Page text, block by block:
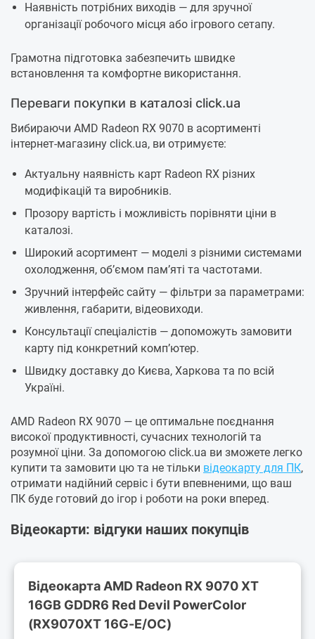
Наявність потрібних виходів — для зручної
організації робочого місця або ігрового сетапу.
Грамотна підготовка забезпечить швидке
встановлення та комфортне використання.
Переваги покупки в каталозі click.ua
Вибираючи AMD Radeon RX 9070 в асортименті
інтернет-магазину click.ua, ви отримуєте:
Актуальну наявність карт Radeon RX різних
модифікацій та виробників.
Прозору вартість і можливість порівняти ціни в
каталозі.
Широкий асортимент — моделі з різними системами
охолодження, об’ємом пам’яті та частотами.
Зручний інтерфейс сайту — фільтри за параметрами:
живлення, габарити, відеовиходи.
Консультації спеціалістів — допоможуть замовити
карту під конкретний комп’ютер.
Швидку доставку до Києва, Харкова та по всій
Україні.
AMD Radeon RX 9070 — це оптимальне поєднання
високої продуктивності, сучасних технологій та
розумної ціни. За допомогою click.ua ви зможете легко
купити та замовити цю та не тільки відеокарту для ПК,
отримати надійний сервіс і бути впевненими, що ваш
ПК буде готовий до ігор і роботи на роки вперед.
Відеокарти: відгуки наших покупців
Відеокарта AMD Radeon RX 9070 XT
16GB GDDR6 Red Devil PowerColor
(RX9070XT 16G-E/OC)